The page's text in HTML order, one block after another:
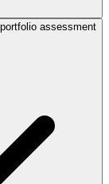
assessment?